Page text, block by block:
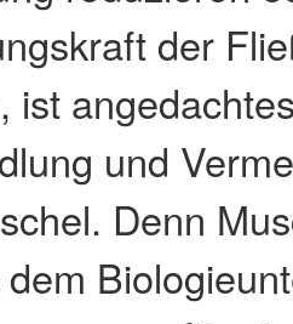
der
ist
und
Denn